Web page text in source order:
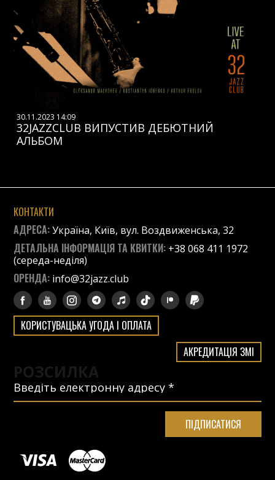
30.11.2023 14:09
32JAZZCLUB ВИПУСТИВ ДЕБЮТНИЙ
АЛЬБОМ
КОНТАКТИ
АДРЕСА:Україна, Київ, вул. Воздвиженська, 32
ДЕТАЛЬНА ІНФОРМАЦІЯ ТА КВИТКИ: +38 068 411 1972
(середа-неділя)
ОРЕНДА: info@32jazz.club
КОРИСТУВАЦЬКА УГОДА І ОПЛАТА
АКРЕДИТАЦІЯ ЗМІ
РОЗСИЛКА